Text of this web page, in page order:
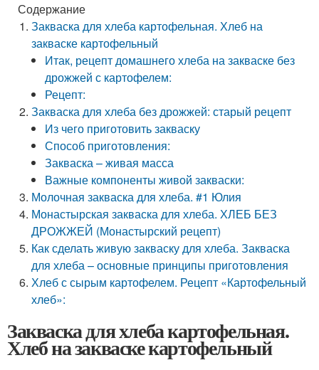
Содержание
Закваска для хлеба картофельная. Хлеб на
закваске картофельный
Итак, рецепт домашнего хлеба на закваске без
дрожжей с картофелем:
Рецепт:
Закваска для хлеба без дрожжей: старый рецепт
Из чего приготовить закваску
Способ приготовления:
Закваска – живая масса
Важные компоненты живой закваски:
Молочная закваска для хлеба. #1 Юлия
Монастырская закваска для хлеба. ХЛЕБ БЕЗ
ДРОЖЖЕЙ (Монастырский рецепт)
Как сделать живую закваску для хлеба. Закваска
для хлеба – основные принципы приготовления
Хлеб с сырым картофелем. Рецепт «Картофельный
хлеб»:
Закваска для хлеба картофельная.
Хлеб на закваске картофельный